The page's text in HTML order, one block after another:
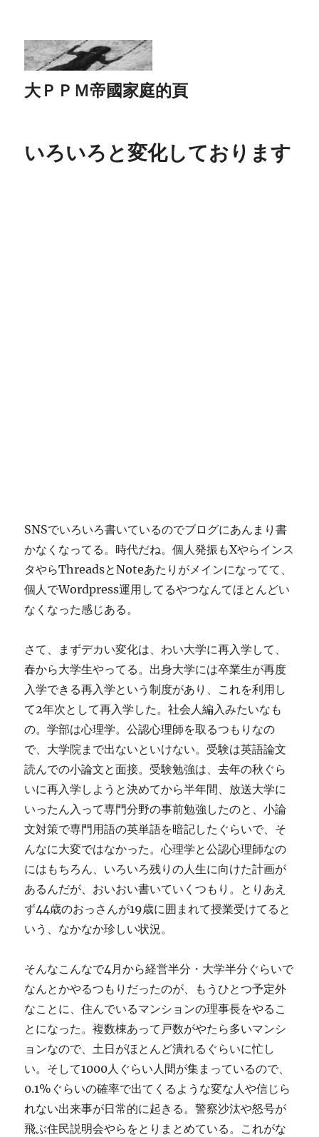
大ＰＰＭ帝國家庭的頁
いろいろと変化しております
SNSでいろいろ書いているのでブログにあんまり書
かなくなってる。時代だね。個人発振もXやらインス
タやらThreadsとNoteあたりがメインになってて、
個人でWordpress運用してるやつなんてほとんどい
なくなった感じある。
さて、まずデカい変化は、わい大学に再入学して、
春から大学生やってる。出身大学には卒業生が再度
入学できる再入学という制度があり、これを利用し
て2年次として再入学した。社会人編入みたいなも
の。学部は心理学。公認心理師を取るつもりなの
で、大学院まで出ないといけない。受験は英語論文
読んでの小論文と面接。受験勉強は、去年の秋ぐら
いに再入学しようと決めてから半年間、放送大学に
いったん入って専門分野の事前勉強したのと、小論
文対策で専門用語の英単語を暗記したぐらいで、そ
んなに大変ではなかった。心理学と公認心理師なの
にはもちろん、いろいろ残りの人生に向けた計画が
あるんだが、おいおい書いていくつもり。とりあえ
ず44歳のおっさんが19歳に囲まれて授業受けてると
いう、なかなか珍しい状況。
そんなこんなで4月から経営半分・大学半分ぐらいで
なんとかやるつもりだったのが、もうひとつ予定外
なことに、住んでいるマンションの理事長をやるこ
とになった。複数棟あって戸数がやたら多いマンシ
ョンなので、土日がほとんど潰れるぐらいに忙し
い。そして1000人ぐらい人間が集まっているので、
0.1%ぐらいの確率で出てくるような変な人や信じら
れない出来事が日常的に起きる。警察沙汰や怒号が
飛ぶ住民説明会やらをとりまとめている。これがな